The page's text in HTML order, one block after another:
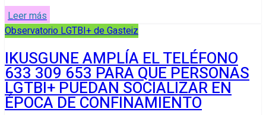
Leer más
Observatorio LGTBI+ de Gasteiz
IKUSGUNE AMPLÍA EL TELÉFONO
633 309 653 PARA QUE PERSONAS
LGTBI+ PUEDAN SOCIALIZAR EN
ÉPOCA DE CONFINAMIENTO